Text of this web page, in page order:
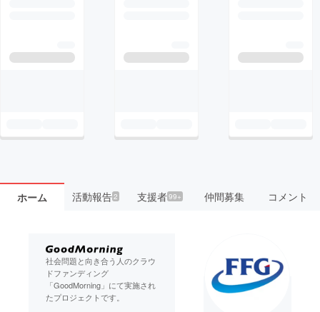
ホーム 活動報告2 支援者99+ 仲間募集 コメント
社会問題と向き合う人のクラウ
ドファンディング
「GoodMorning」にて実施され
たプロジェクトです。